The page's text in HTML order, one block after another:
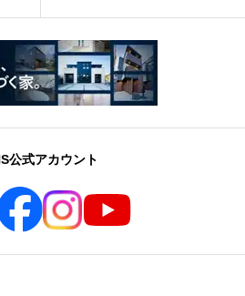
公式アカウント